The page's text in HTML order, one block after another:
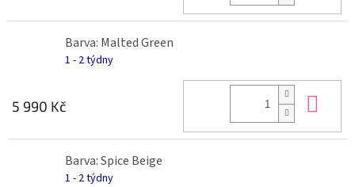
Barva: Malted Green
1 - 2 týdny
5 990 Kč
Barva: Spice Beige
1 - 2 týdny